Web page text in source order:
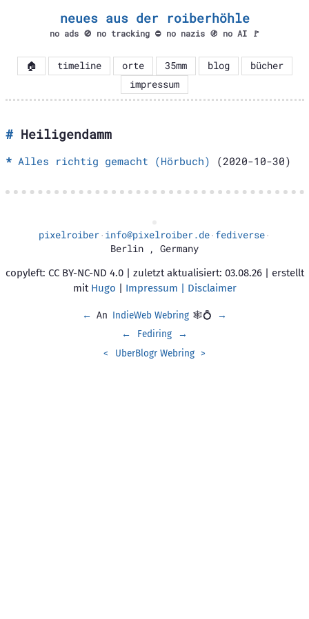
neues aus der roiberhöhle
no ads 🚫 no tracking ⛔ no nazis 🚯 no AI 🚩
🏠 timeline orte 35mm blog
bücher
impressum
Heiligendamm
Alles richtig gemacht (Hörbuch) (2020-10-30)
pixelroiber· info@pixelroiber.de· fediverse·
Berlin , Germany
copyleft: CC BY-NC-ND 4.0 | zuletzt aktualisiert: 03.08.26 | erstellt
mit Hugo | Impressum | Disclaimer
← An IndieWeb Webring 🕸💍
→
←
Fediring
→
<
UberBlogr Webring >